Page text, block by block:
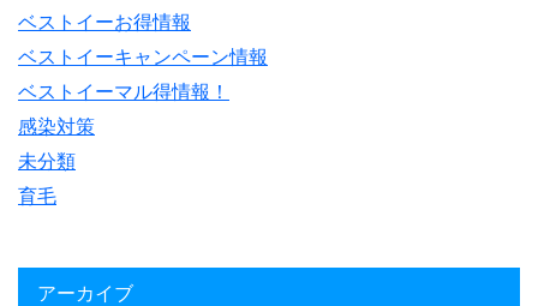
ベストイーお得情報
ベストイーキャンペーン情報
ベストイーマル得情報！
感染対策
未分類
育毛
アーカイブ